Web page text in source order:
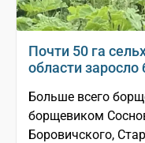
Почти 50 га
области
Больше всего
борщевиком
Боровичского,